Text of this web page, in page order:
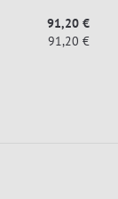
91,20 €
91,20 €